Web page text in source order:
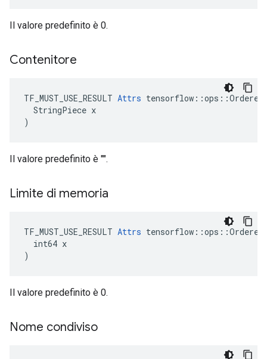
Il valore predefinito è 0.
Contenitore
TF_MUST_USE_RESULT Attrs
  StringPiece x
)
Il valore predefinito è "".
Limite di memoria
TF_MUST_USE_RESULT Attrs
  int64 x
)
Il valore predefinito è 0.
Nome condiviso